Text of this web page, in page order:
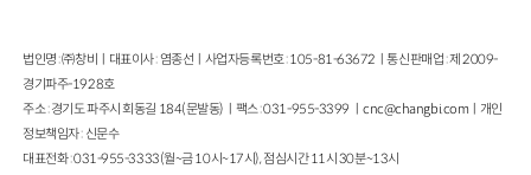
법인명 : ㈜창비ㅣ대표이사 : 염종선ㅣ사업자등록번호 : 105-81-63672ㅣ통신판매업 : 제 2009-
경기파주-1928호
주소 : 경기도 파주시 회동길 184(문발동)ㅣ팩스 : 031-955-3399 ㅣcnc@changbi.com ㅣ개인
정보책임자 : 신문수
대표전화 : 031-955-3333(월~금 10시~17시), 점심시간 11시 30분~13시